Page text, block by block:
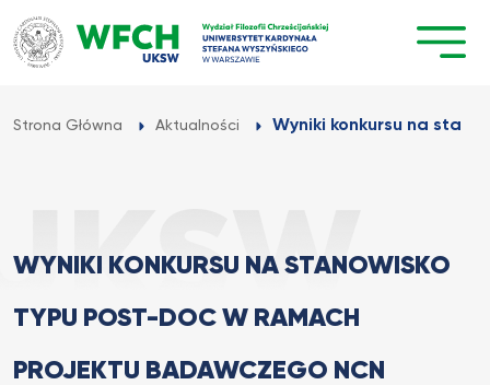
Przejdź
do
treści
Strona Główna Aktualności Wyniki konkursu na
WYNIKI KONKURSU NA STANOWISKO
TYPU POST-DOC W RAMACH
PROJEKTU BADAWCZEGO NCN